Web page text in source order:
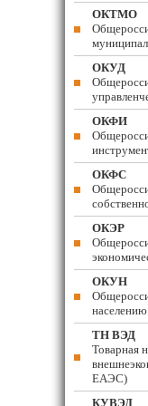
ОКТМО
ОКУД
ОКФИ
ОКФС
ОКЭР
ОКУН
ТН ВЭД
Товарная
ЕАЭС)
КУВЭД